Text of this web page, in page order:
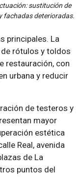
sustitución de
fachadas deterioradas.
principales. La
rótulos y toldos
restauración, con
urbana y reducir
de testeros y
mayor
estética
Real, avenida
de La
puntos del